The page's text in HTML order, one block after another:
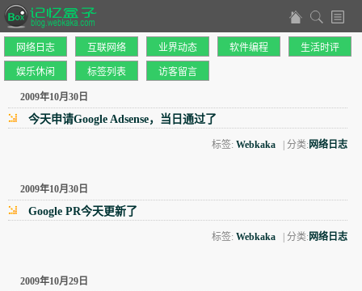
网络日志 互联网络 业界动态 软件编程 生活时评
娱乐休闲 标签列表 访客留言
2009年10月30日
今天申请Google Adsense，当日通过了
标签:Webkaka | 分类: 网络日志
2009年10月30日
Google PR今天更新了
标签:Webkaka | 分类: 网络日志
2009年10月29日